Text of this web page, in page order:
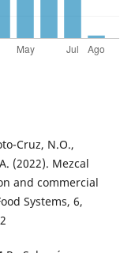
Cruz, N.O.,
(2022). Mezcal
and commercial
Systems, 6,